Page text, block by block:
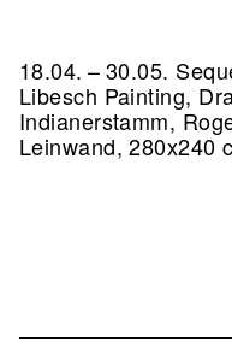
18.04. – 30.05.
Libesch Painting,
Indianerstamm,
Leinwand, 280x240